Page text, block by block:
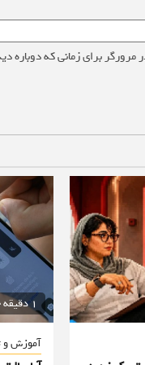
مرورگر برای زمانی که دوباره
1 دقیقه خوانده شده
آموزش و